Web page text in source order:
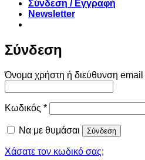
Σύνδεση / Εγγραφή
Newsletter
Σύνδεση
Όνομα χρήστη ή διεύθυνση email
Κωδικός *Απαιτείται
Να με θυμάσαι Σύνδεση
Χάσατε τον κωδικό σας;